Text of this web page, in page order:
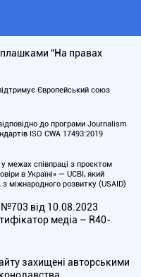
“На правах
Європейський союз
до програми Journalism
ISO CWA 17493:2019
межах співпраці з проєктом
в Україні» — UCBI, який
міжнародного розвитку (USAID)
від 10.08.2023
медіа – R40-
захищені авторськими